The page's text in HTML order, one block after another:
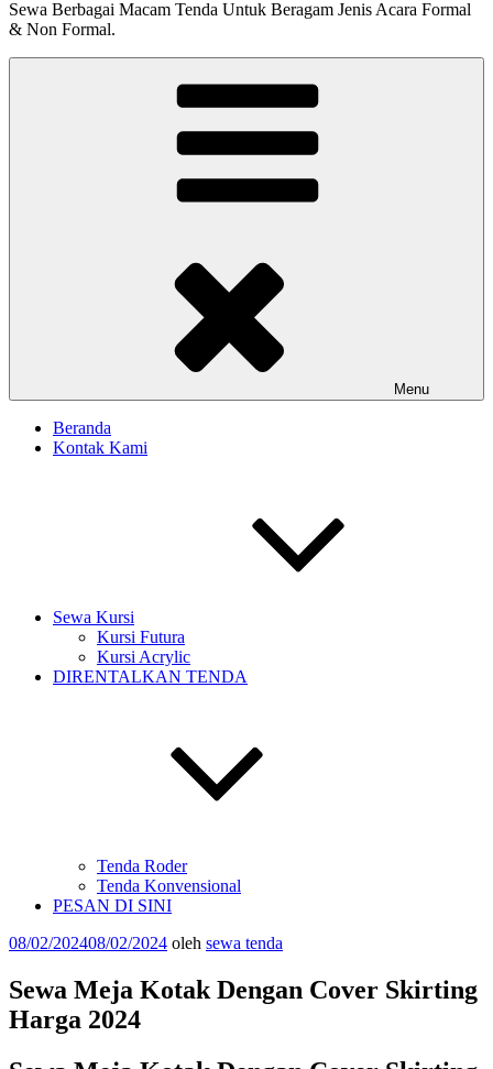
Sewa Berbagai Macam Tenda Untuk Beragam Jenis Acara Formal
& Non Formal.
Menu
Beranda
Kontak Kami
Sewa Kursi
Kursi Futura
Kursi Acrylic
DIRENTALKAN TENDA
Tenda Roder
Tenda Konvensional
PESAN DI SINI
Diposkan
08/02/202408/02/2024 oleh sewa tenda
Sewa Meja Kotak Dengan Cover Skirting
Harga 2024